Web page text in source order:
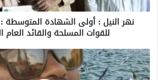
نهر النيل : أولى الشهادة المتوسطة
للقوات المسلحة والقائد العام